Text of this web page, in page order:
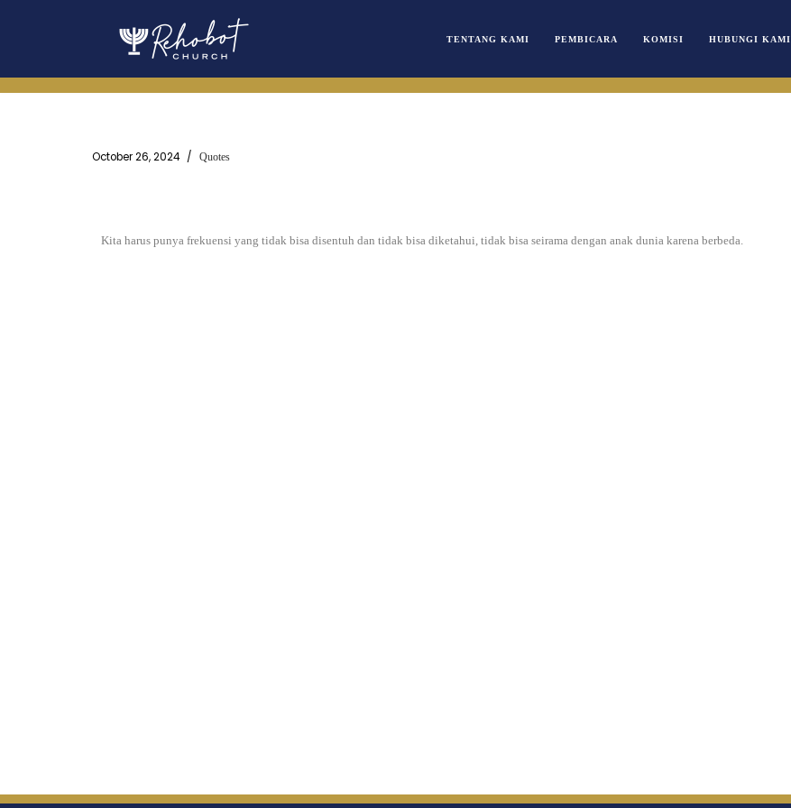
TENTANG KAMI PEMBICARA KOMISI HUBUNGI KAMI
October 26, 2024 Quotes
Kita harus punya frekuensi yang tidak bisa disentuh dan tidak bisa diketahui, tidak bisa seirama dengan anak dunia karena berbeda.